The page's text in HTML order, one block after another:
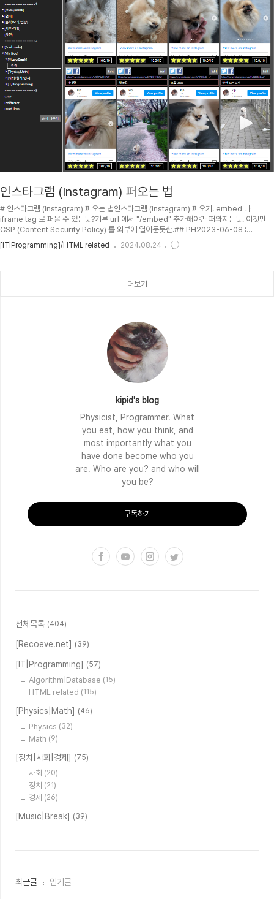
인스타그램 (Instagram) 퍼오는 법
# 인스타그램 (Instagram) 퍼오는 법인스타그램 (Instagram) 퍼오기. embed 나
iframe tag 로 퍼올 수 있는듯?기본 url 에서 "/embed" 추가해야만 퍼와지는듯. 이것만
CSP (Content Security Policy) 를 외부에 열어둔듯한.## PH2023-06-08 :
instagram.com \rightarrow www.instagram.com 으로 바꿔야 제대로 퍼와짐.##
TOC## 다음과 같이 /p/post-id/ 형태의 URL 에 embed 를 추가하면 iframe 으로 퍼올
[IT|Programming]/HTML related 2024.08.24
더보기
kipid's blog
Physicist, Programmer. What
you eat, how you think, and
most importantly what you
have done become who you
are. Who are you? and who will
you be?
구독하기
전체목록 (404)
[Recoeve.net] (39)
[IT|Programming] (57)
Algorithm|Database (15)
HTML related (115)
[Physics|Math] (46)
Physics (32)
Math (9)
[정치|사회|경제] (75)
사회 (20)
정치 (21)
경제 (26)
[Music|Break] (39)
최
최근글 인기글